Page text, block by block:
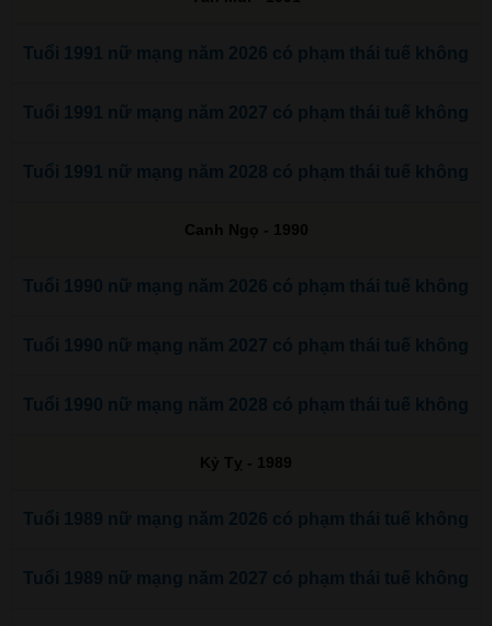
Tuổi 1991 nữ mạng năm 2026 có phạm thái tuế không
Tuổi 1991 nữ mạng năm 2027 có phạm thái tuế không
Tuổi 1991 nữ mạng năm 2028 có phạm thái tuế không
Canh Ngọ - 1990
Tuổi 1990 nữ mạng năm 2026 có phạm thái tuế không
Tuổi 1990 nữ mạng năm 2027 có phạm thái tuế không
Tuổi 1990 nữ mạng năm 2028 có phạm thái tuế không
Kỷ Tỵ - 1989
Tuổi 1989 nữ mạng năm 2026 có phạm thái tuế không
Tuổi 1989 nữ mạng năm 2027 có phạm thái tuế không